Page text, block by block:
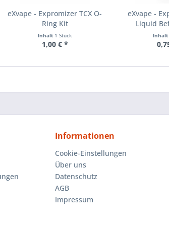
eXvape - Expromizer TCX O-
Ring Kit
Inhalt 1 Stück
1,00 € *
eXvape -
Liquid
Inhalt
Informationen
Cookie-Einstellungen
Über uns
Datenschutz
AGB
Impressum